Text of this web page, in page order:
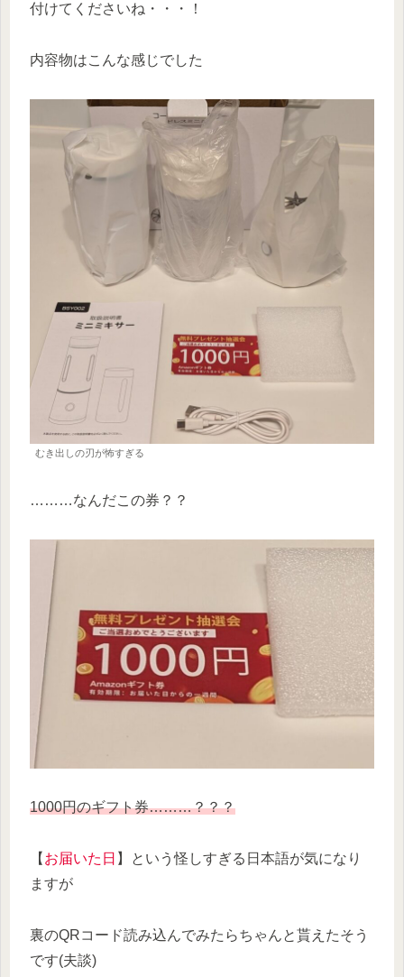
付けてくださいね・・・！
内容物はこんな感じでした
むき出しの刃が怖すぎる
………なんだこの券？？
1000円のギフト券………？？？
【 お届いた日 】という怪しすぎる日本語が気になり
ますが
裏のQRコード読み込んでみたらちゃんと貰えたそう
です(夫談)